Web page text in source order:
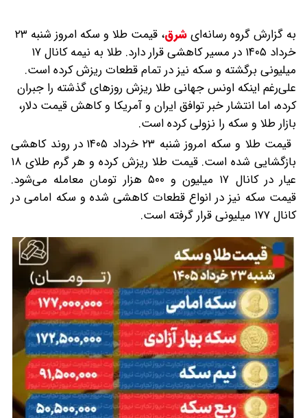
به گزارش گروه رسانه‌ایشرق،
قیمت طلا و سکه امروز شنبه ۲۳
خرداد ۱۴۰۵ در مسیر کاهشی قرار دارد. طلا به نیمه کانال ۱۷
میلیونی برگشته و سکه نیز در تمام قطعات ریزش کرده است.
علی‌رغم اینکه اونس جهانی طلا ریزش روزهای گذشته را جبران
کرده، اما انتشار خبر توافق ایران و آمریکا و کاهش قیمت دلار،
بازار طلا و سکه را نزولی کرده است.
قیمت طلا و سکه امروز شنبه ۲۳ خرداد ۱۴۰۵ در روند کاهشی
بازگشایی شده است. قیمت طلا ریزش کرده و هر گرم طلای ۱۸
عیار در کانال ۱۷ میلیون و ۵۰۰ هزار تومان معامله می‌شود.
قیمت سکه نیز در انواع قطعات کاهشی شده و سکه امامی در
کانال ۱۷۷ میلیونی قرار گرفته است.